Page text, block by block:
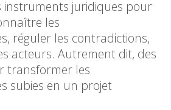
instruments juridiques pour
les
réguler les contradictions,
acteurs. Autrement dit, des
transformer les
subies en un projet